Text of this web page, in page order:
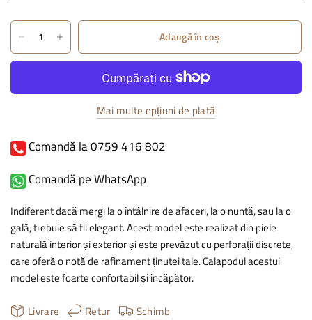
Adaugă în coș
Mai multe opțiuni de plată
Comandă la 0759 416 802
Comandă pe WhatsApp
Indiferent dacă mergi la o întâlnire de afaceri, la o nuntă, sau la o
gală, trebuie să fii elegant. Acest model este realizat din piele
naturală interior și exterior și este prevăzut cu perforații discrete,
care oferă o notă de rafinament ținutei tale. Calapodul acestui
model este foarte confortabil și încăpător.
Livrare Retur Schimb